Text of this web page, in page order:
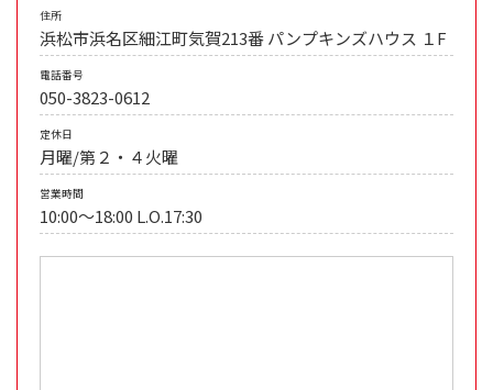
住所
浜松市浜名区細江町気賀213番 パンプキンズハウス １F
電話番号
050-3823-0612
定休日
月曜/第２・４火曜
営業時間
10:00～18:00 L.O.17:30